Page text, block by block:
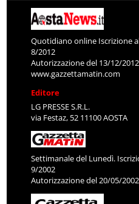
Quotidiano online Iscrizione
8/2012
Autorizzazione del 13/12/2012
www.gazzettamatin.com
Editore
LG PRESSE S.R.L.
via Festaz, 52 11100 AOSTA
Settimanale del Lunedì.
9/2002
Autorizzazione del 20/05/2002